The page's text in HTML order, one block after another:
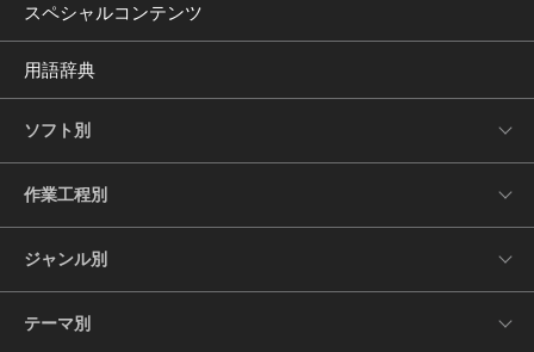
スペシャルコンテンツ
用語辞典
ソフト別
作業工程別
ジャンル別
テーマ別